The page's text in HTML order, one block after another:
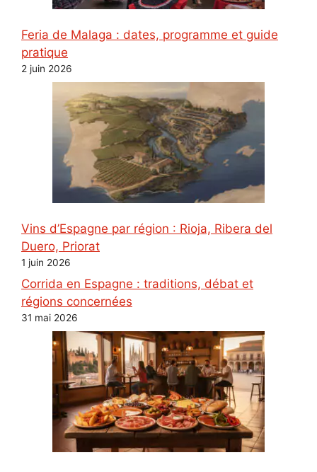
Feria de Malaga : dates, programme et guide
pratique
2 juin 2026
Vins d’Espagne par région : Rioja, Ribera del
Duero, Priorat
1 juin 2026
Corrida en Espagne : traditions, débat et
régions concernées
31 mai 2026